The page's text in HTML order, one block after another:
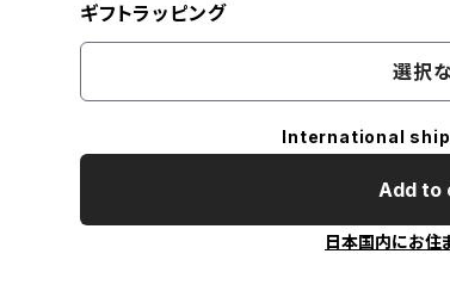
ギフトラッピング
選択
International
Add to
日本国内にお住